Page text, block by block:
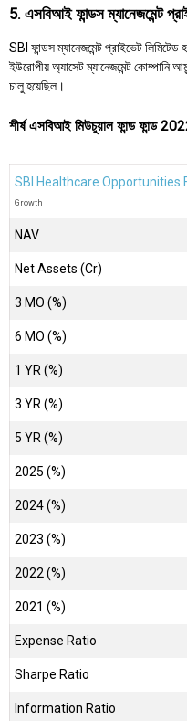
5. এসবিআই ফান্ডস ম্যানেজমেন্ট
SBI ফান্ডস ম্যানেজমেন্ট প্রাইভেট
ইউরোপীয় অ্যাসেট ম্যানেজমেন্ট কোম্পানি
চালু হয়েছিল।
শীর্ষ এসবিআই মিউচুয়াল ফান্ড ফান্ড
SBI Healthcare Opportunities
Growth
NAV
Net Assets (Cr)
3 MO (%)
6 MO (%)
1 YR (%)
3 YR (%)
5 YR (%)
2025 (%)
2024 (%)
2023 (%)
2022 (%)
2021 (%)
Expense Ratio
Sharpe Ratio
Information Ratio